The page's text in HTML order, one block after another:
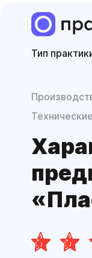
Тип
Технические